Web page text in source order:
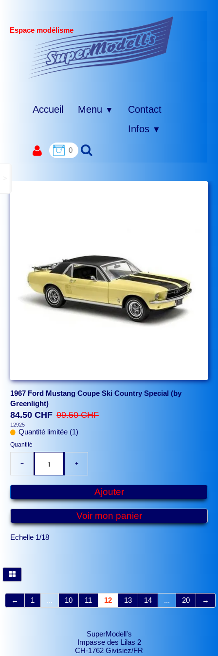
Espace modélisme
Accueil Menu ▼
Contact
Infos ▼
0
1967 Ford Mustang Coupe Ski Country Special (by
Greenlight)
84.50 CHF 99.50 CHF
12925
Quantité limitée (1)
Quantité
− +
Ajouter
Voir mon panier
Echelle 1/18
← 1 ... 10 11 12 13 14 ... 20 →
SuperModell's
Impasse des Lilas 2
CH-1762 Givisiez/FR